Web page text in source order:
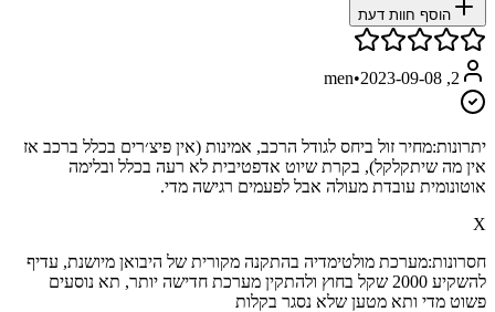
הוסף חוות דעת
2, men
•2023-09-08
יתרונות:מחיר זול ביחס לגודל הרכב, אמינות (אין פיצ׳רים בכלל ברכב אז
אין מה שיתקלקל), בקרת שיוט אדפטיבית לא רעה בכלל ובלימה
אוטונומית עובדת מעולה אבל לפעמים רגישה מדי.
X
חסרונות:מערכת מולטימדיה בהתקנה מקורית של היבואן מיושנת, עדיף
להשקיע 2000 שקל בחוץ ולהתקין מערכת חדישה יותר, תא נוסעים
פשוט מדי ותא מטען שלא נסגר בקלות